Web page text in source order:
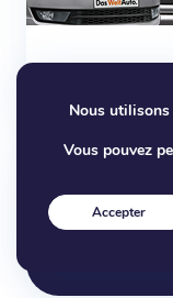
Entretien
mode
Nous
Vous pouvez
Accepter